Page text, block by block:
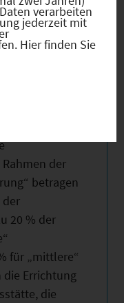
getrieben
dafür
für die es im
der
betragen
der
20 % der
für „mittlere“
Errichtung
die
verarbeiten
jederzeit mit
Hier finden Sie